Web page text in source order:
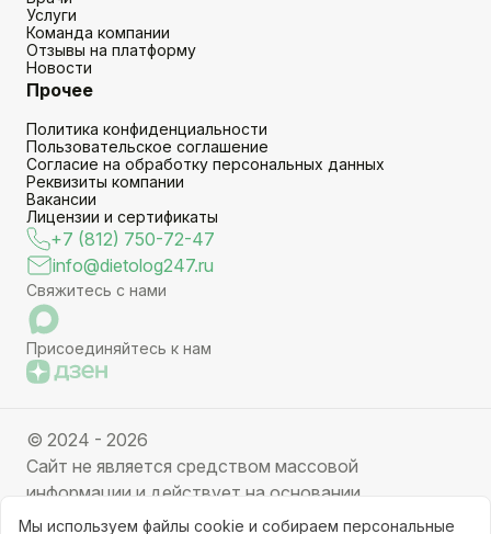
Услуги
Команда компании
Отзывы на платформу
Новости
Прочее
Политика конфиденциальности
Пользовательское соглашение
Согласие на обработку персональных данных
Реквизиты компании
Вакансии
Лицензии и сертификаты
+7 (812) 750-72-47
info@dietolog247.ru
Свяжитесь с нами
Присоединяйтесь к нам
© 2024 - 2026
Сайт не является средством массовой
информации и действует на основании
партнерских услуг. Отправляя заявку вы даете
Мы используем файлы cookie и собираем персональные